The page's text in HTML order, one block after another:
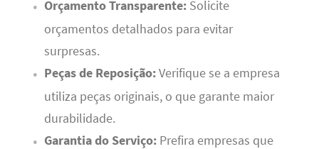
Orçamento Transparente:Solicite
orçamentos detalhados para evitar
surpresas.
Peças de Reposição:Verifique se a empresa
utiliza peças originais, o que garante maior
durabilidade.
Garantia do Serviço:Prefira empresas que